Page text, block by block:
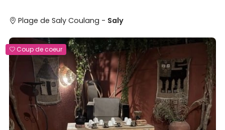
Plage de Saly Coulang - Saly
Coup de coeur